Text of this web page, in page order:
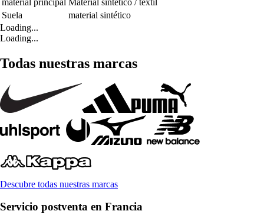
Suela
material sintético
Loading...
Loading...
Todas nuestras marcas
Descubre todas nuestras marcas
Servicio postventa en Francia